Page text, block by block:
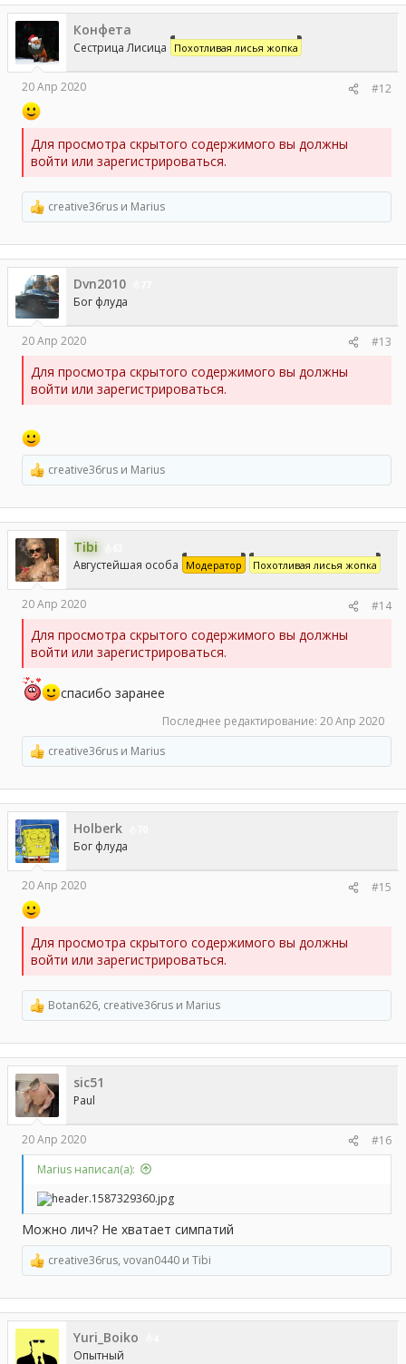
ц
и
и
:
Конфета
Сестрица Лисица Похотливая лисья жопка
20 Апр 2020 #12
Для просмотра скрытого содержимого вы должны
войти или зарегистрироваться.
Р
е
а
к
ц
и
и
:
creative36rus и Marius
Dvn2010
Бог флуда
20 Апр 2020 #13
Для просмотра скрытого содержимого вы должны
войти или зарегистрироваться.
Р
е
а
к
ц
и
и
:
creative36rus и Marius
Tibi
Августейшая особа Модератор Похотливая лисья жопка
20 Апр 2020 #14
Для просмотра скрытого содержимого вы должны
войти или зарегистрироваться.
спасибо заранее
Последнее редактирование: 20 Апр 2020
Р
е
а
к
ц
и
и
:
creative36rus и Marius
Holberk
Бог флуда
20 Апр 2020 #15
Для просмотра скрытого содержимого вы должны
войти или зарегистрироваться.
Р
е
а
к
ц
и
и
:
Botan626, creative36rus и Marius
sic51
Paul
20 Апр 2020
#16
Marius написал(а):
Можно лич? Не хватает симпатий
Р
е
а
к
ц
и
и
creative36rus, vovan0440 и Tibi
Yuri_Boiko
Опытный